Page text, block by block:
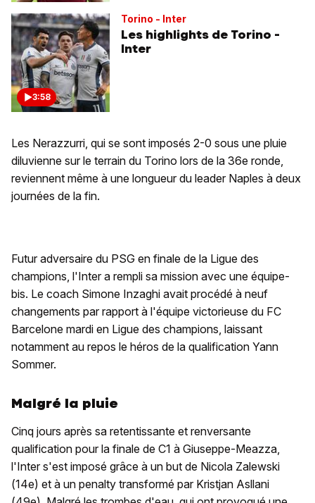
3:58
Torino - Inter
Les highlights de Torino -
Inter
Les Nerazzurri, qui se sont imposés 2-0 sous une pluie
diluvienne sur le terrain du Torino lors de la 36e ronde,
reviennent même à une longueur du leader Naples à deux
journées de la fin.
Futur adversaire du PSG en finale de la Ligue des
champions, l'Inter a rempli sa mission avec une équipe-
bis. Le coach Simone Inzaghi avait procédé à neuf
changements par rapport à l'équipe victorieuse du FC
Barcelone mardi en Ligue des champions, laissant
notamment au repos le héros de la qualification Yann
Sommer.
Malgré la pluie
Cinq jours après sa retentissante et renversante
qualification pour la finale de C1 à Giuseppe-Meazza,
l'Inter s'est imposé grâce à un but de Nicola Zalewski
(14e) et à un penalty transformé par Kristjan Asllani